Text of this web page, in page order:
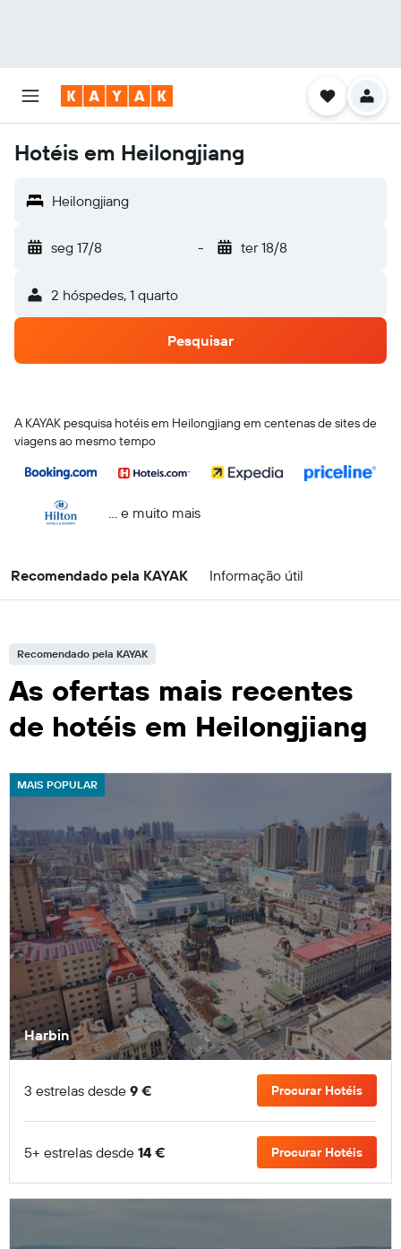
Hotéis em Heilongjiang
Heilongjiang
seg 17/8 - ter 18/8
2 hóspedes, 1 quarto
Pesquisar
A KAYAK pesquisa hotéis em Heilongjiang em centenas de sites de
viagens ao mesmo tempo
... e muito mais
Recomendado pela KAYAK Informação útil
Recomendado pela KAYAK
As ofertas mais recentes
de hotéis em Heilongjiang
MAIS POPULAR
Harbin
3 estrelas desde 9 € Procurar Hotéis
5+ estrelas desde 14 € Procurar Hotéis